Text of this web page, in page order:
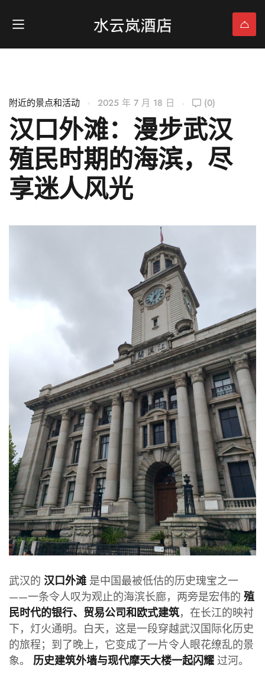
附近的景点和活动 2025 年 7 月 18 日 (0)
汉口外滩：漫步武汉
殖民时期的海滨，尽
享迷人风光
武汉的 汉口外滩 是中国最被低估的历史瑰宝之一
——一条令人叹为观止的海滨长廊，两旁是宏伟的 殖
民时代的银行、贸易公司和欧式建筑，在长江的映衬
下，灯火通明。白天，这是一段穿越武汉国际化历史
的旅程；到了晚上，它变成了一片令人眼花缭乱的景
象。 历史建筑外墙与现代摩天大楼一起闪耀 过河。